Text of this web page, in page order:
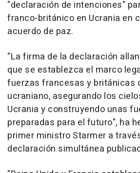
"declaración de intenciones"
franco-británico en Ucrania en
acuerdo de paz.
"La firma de la declaración
que se establezca el marco
fuerzas francesas y británicas
ucraniano, asegurando los
Ucrania y construyendo unas
preparadas para el futuro", ha
primer ministro Starmer a
declaración simultánea